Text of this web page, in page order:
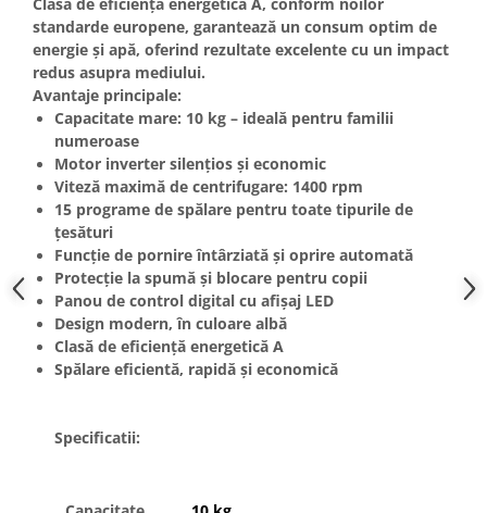
Suflante Frunze
Unelte Gradinarit
Ventilatoare & Sisteme Racire
Aparate de aer conditionat
Ventilatoare
Zootehnie
Foarfeci tuns oi
Incubatoare oua
standarde europene, garantează un consum optim de
energie și apă, oferind rezultate excelente cu un impact
redus asupra mediului.
Avantaje principale:
Capacitate mare: 10 kg – ideală pentru familii
numeroase
Motor inverter silențios și economic
Viteză maximă de centrifugare: 1400 rpm
15 programe de spălare pentru toate tipurile de
țesături
Funcție de pornire întârziată și oprire automată
Protecție la spumă și blocare pentru copii
Panou de control digital cu afișaj LED
Design modern, în culoare albă
Clasă de eficiență energetică A
Spălare eficientă, rapidă și economică
Specificatii: